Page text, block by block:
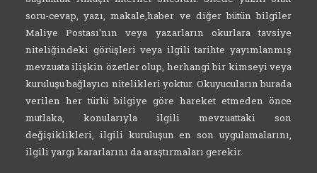
soru-cevap, yazı, makale,haber ve diğer bütün bilgiler
Maliye Postası'nın veya yazarların okurlara tavsiye
niteliğindeki görüşleri veya ilgili tarihte yayımlanmış
mevzuata ilişkin özetler olup, herhangi bir kimseyi veya
kuruluşu bağlayıcı nitelikleri yoktur. Okuyucuların burada
verilen her türlü bilgiye göre hareket etmeden önce
mutlaka, konularıyla ilgili mevzuattaki son
değişiklikleri, ilgili kuruluşun en son uygulamalarını,
ilgili yargı kararlarını da araştırmaları gerekir.